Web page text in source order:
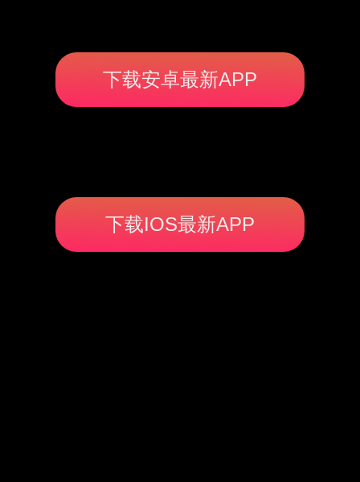
下载安卓最新APP
下载IOS最新APP